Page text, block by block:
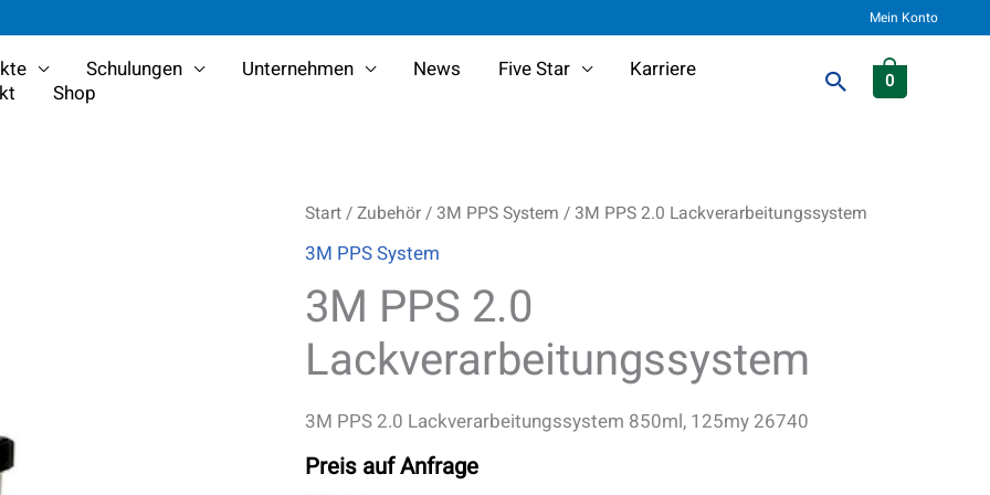
Mein Konto
Schulungen Unternehmen News Five Star
Karriere
Shop Suchen
0
Start/Zubehör/3M PPS System / 3M PPS 2.0 Lackverarbeitungssystem
3M PPS System
3M PPS 2.0
Lackverarbeitungssystem
3M PPS 2.0 Lackverarbeitungssystem 850ml, 125my 26740
Preis auf Anfrage
3M
2.0
Lackverarbeitungssystem
Menge